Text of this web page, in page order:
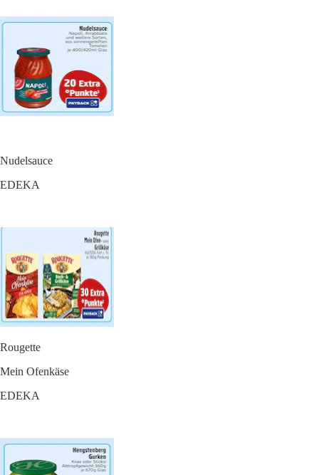
Nudelsauce
EDEKA
Rougette
Mein Ofenkäse
EDEKA